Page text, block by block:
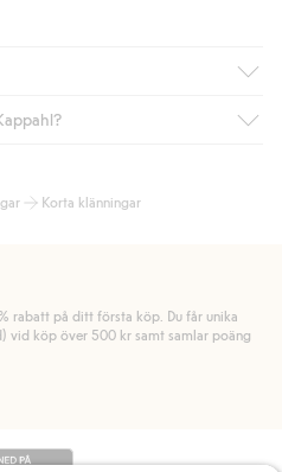
du alltid gratis frakt till butik
identifierats som medlem.
även andra betalningssätt.
Korta klänningar
rabatt på ditt första köp. Du får unika
vid köp över 500 kr samt samlar poäng